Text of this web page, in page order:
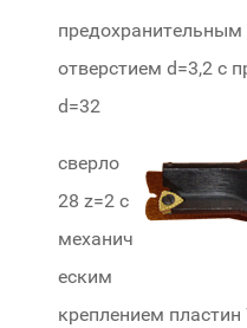
отверстием d=3,2 c
d=32
сверло
28 z=2 с
механич
еским
креплением